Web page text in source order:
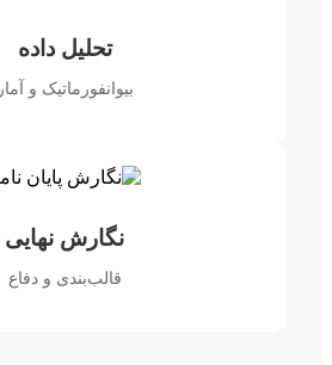
تحلیل داده
بیوانفورماتیک و آمار
نگارش نهایی
قالب‌بندی و دفاع